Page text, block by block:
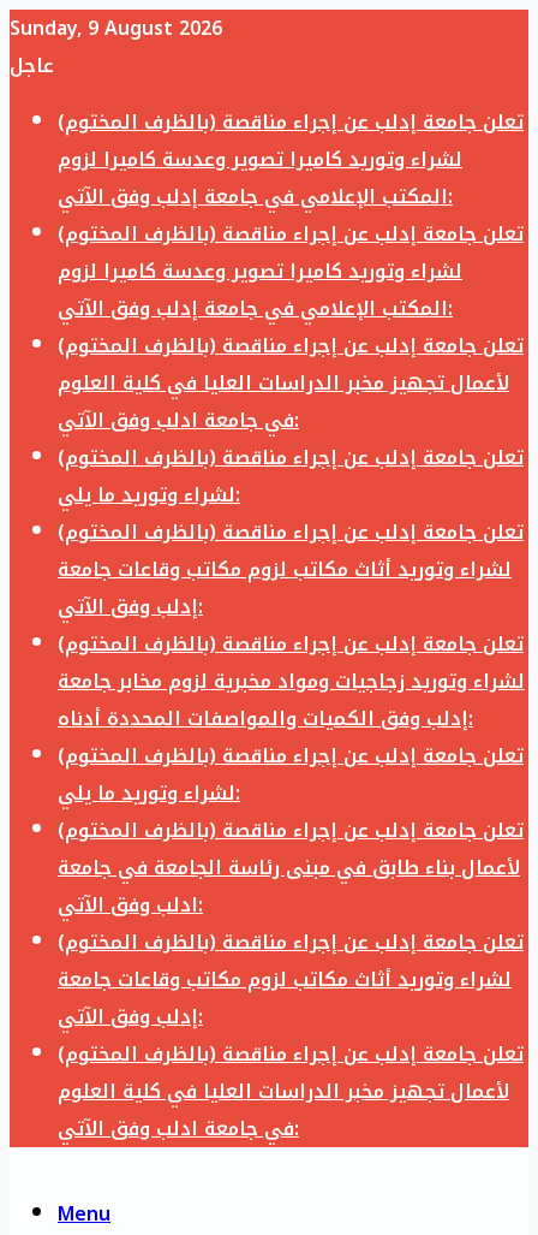
Sunday, 9 August 2026
عاجل
تعلن جامعة إدلب عن إجراء مناقصة (بالظرف المختوم)
لشراء وتوريد كاميرا تصوير وعدسة كاميرا لزوم
المكتب الإعلامي في جامعة إدلب وفق الآتي:
تعلن جامعة إدلب عن إجراء مناقصة (بالظرف المختوم)
لشراء وتوريد كاميرا تصوير وعدسة كاميرا لزوم
المكتب الإعلامي في جامعة إدلب وفق الآتي:
تعلن جامعة إدلب عن إجراء مناقصة (بالظرف المختوم)
لأعمال تجهيز مخبر الدراسات العليا في كلية العلوم
في جامعة ادلب وفق الآتي:
تعلن جامعة إدلب عن إجراء مناقصة (بالظرف المختوم)
لشراء وتوريد ما يلي:
تعلن جامعة إدلب عن إجراء مناقصة (بالظرف المختوم)
لشراء وتوريد أثاث مكاتب لزوم مكاتب وقاعات جامعة
إدلب وفق الآتي:
تعلن جامعة إدلب عن إجراء مناقصة (بالظرف المختوم)
لشراء وتوريد زجاجيات ومواد مخبرية لزوم مخابر جامعة
إدلب وفق الكميات والمواصفات المحددة أدناه:
تعلن جامعة إدلب عن إجراء مناقصة (بالظرف المختوم)
لشراء وتوريد ما يلي:
تعلن جامعة إدلب عن إجراء مناقصة (بالظرف المختوم)
لأعمال بناء طابق في مبنى رئاسة الجامعة في جامعة
ادلب وفق الآتي:
تعلن جامعة إدلب عن إجراء مناقصة (بالظرف المختوم)
لشراء وتوريد أثاث مكاتب لزوم مكاتب وقاعات جامعة
إدلب وفق الآتي:
تعلن جامعة إدلب عن إجراء مناقصة (بالظرف المختوم)
لأعمال تجهيز مخبر الدراسات العليا في كلية العلوم
في جامعة ادلب وفق الآتي:
Menu